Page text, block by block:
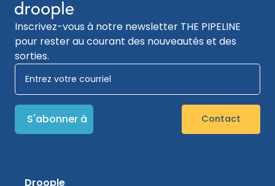
Inscrivez-vous à notre newsletter THE PIPELINE
pour rester au courant des nouveautés et des
sorties.
Contact
Droople